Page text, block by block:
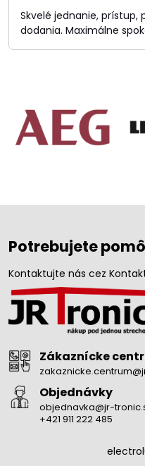
Skvelé jednanie,
dodania. Maximálne
Potrebujete
Kontaktujte nás cez
Zákaznícke
Objednávky
objednavka@jr-
+421 911 222 485